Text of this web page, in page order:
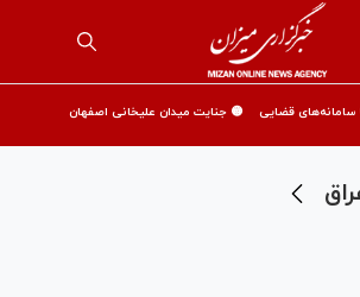
سامانه‌های قضایی 🟡 جنایت میدان علیخانی اصفهان